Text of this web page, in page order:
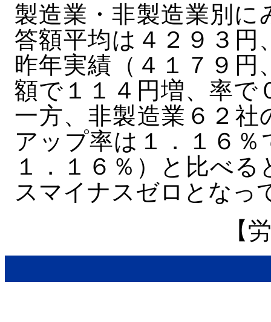
製造業・非製造業別に
答額平均は４２９３円
昨年実績（４１７９
額で１１４円増、率で
一方、非製造業６２社
アップ率は１．１６
１．１６％）と比べ
スマイナスゼロとなっ
【